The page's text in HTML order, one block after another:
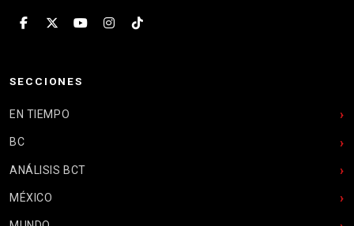
SECCIONES
EN TIEMPO
BC
ANÁLISIS BCT
MÉXICO